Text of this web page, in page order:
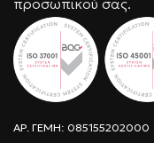
προσωπικού σας.
ΑΡ. ΓΕΜΗ: 085155202000